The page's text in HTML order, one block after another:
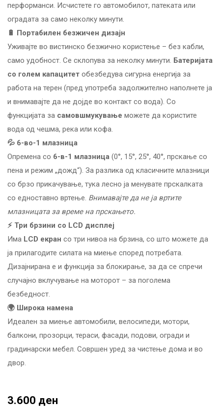
перформанси. Исчистете го автомобилот, патеката или
оградата за само неколку минути.
🔋 Портабилен безжичен дизајн
Уживајте во вистинско безжично користење – без кабли,
само удобност. Се склопува за неколку минути. Батеријата
со голем капацитет обезбедува сигурна енергија за
работа на терен (пред употреба задолжително наполнете ја
и внимавајте да не дојде во контакт со вода). Со
функцијата за самовшмукување можете да користите
вода од чешма, река или кофа.
💦 6-во-1 млазница
Опремена со 6-в-1 млазница (0°, 15°, 25°, 40°, прскање со
пена и режим „дожд“). За разлика од класичните млазници
со брзо прикачување, тука лесно ја менувате прскалката
со едноставно вртење. Внимавајте да не ја вртите
млазницата за време на прскањето.
⚡ Три брзини со LCD дисплеј
Има LCD екран со три нивоа на брзина, со што можете да
ја прилагодите силата на миење според потребата.
Дизајнирана е и функција за блокирање, за да се спречи
случајно вклучување на моторот – за поголема
безбедност.
🌍 Широка намена
Идеален за миење автомобили, велосипеди, мотори,
балкони, прозорци, тераси, фасади, подови, огради и
градинарски мебел. Совршен уред за чистење дома и во
двор.
3.600 ден